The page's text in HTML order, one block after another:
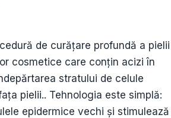
de curățare profundă a pielii
cosmetice care conțin acizi în
stratului de celule
pielii.. Tehnologia este simplă:
epidermice vechi și stimulează